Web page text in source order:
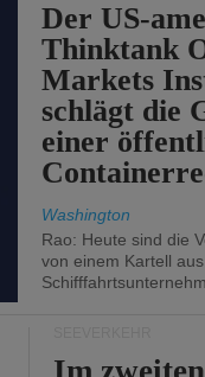
Der US-
Thinktank
Markets
schlägt die
einer
Washington
Rao: Heute sind die
von einem Kartell